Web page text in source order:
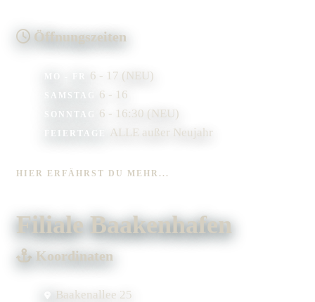
Öffnungszeiten
6 - 17 (NEU)
SAMSTAG 6 - 16
SONNTAG 6 - 16:30 (NEU)
FEIERTAGE ALLE außer Neujahr
HIER ERFÄHRST DU MEHR...
Filiale Baakenhafen
Koordinaten
Baakenallee 25